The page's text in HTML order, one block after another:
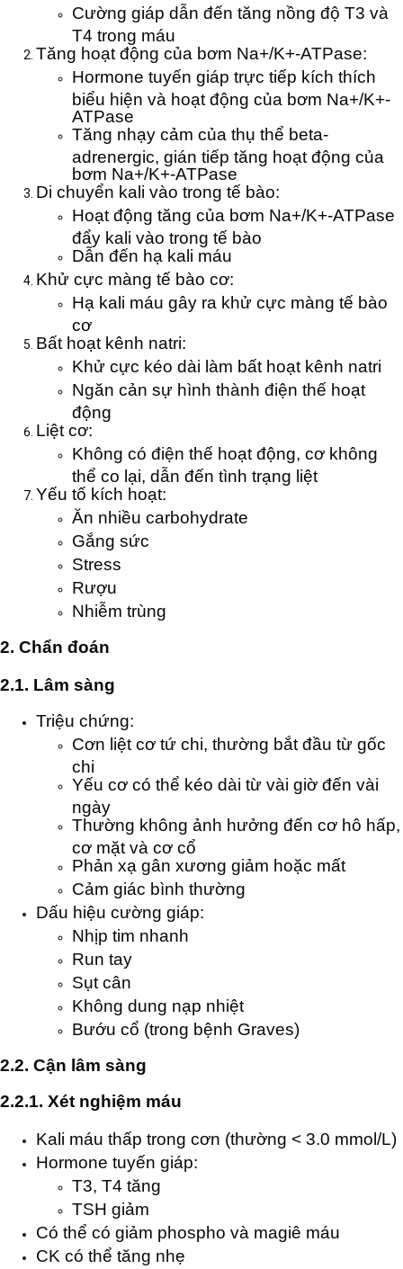
Cường giáp dẫn đến tăng nồng độ T3 và
T4 trong máu
Tăng hoạt động của bơm Na+/K+-ATPase:
Hormone tuyến giáp trực tiếp kích thích
biểu hiện và hoạt động của bơm Na+/K+-
ATPase
Tăng nhạy cảm của thụ thể beta-
adrenergic, gián tiếp tăng hoạt động của
bơm Na+/K+-ATPase
Di chuyển kali vào trong tế bào:
Hoạt động tăng của bơm Na+/K+-ATPase
đẩy kali vào trong tế bào
Dẫn đến hạ kali máu
Khử cực màng tế bào cơ:
Hạ kali máu gây ra khử cực màng tế bào
cơ
Bất hoạt kênh natri:
Khử cực kéo dài làm bất hoạt kênh natri
Ngăn cản sự hình thành điện thế hoạt
động
Liệt cơ:
Không có điện thế hoạt động, cơ không
thể co lại, dẫn đến tình trạng liệt
Yếu tố kích hoạt:
Ăn nhiều carbohydrate
Gắng sức
Stress
Rượu
Nhiễm trùng
2. Chẩn đoán
2.1. Lâm sàng
Triệu chứng:
Cơn liệt cơ tứ chi, thường bắt đầu từ gốc
chi
Yếu cơ có thể kéo dài từ vài giờ đến vài
ngày
Thường không ảnh hưởng đến cơ hô hấp,
cơ mặt và cơ cổ
Phản xạ gân xương giảm hoặc mất
Cảm giác bình thường
Dấu hiệu cường giáp:
Nhịp tim nhanh
Run tay
Sụt cân
Không dung nạp nhiệt
Bướu cổ (trong bệnh Graves)
2.2. Cận lâm sàng
2.2.1. Xét nghiệm máu
Kali máu thấp trong cơn (thường < 3.0 mmol/L)
Hormone tuyến giáp:
T3, T4 tăng
TSH giảm
Có thể có giảm phospho và magiê máu
CK có thể tăng nhẹ